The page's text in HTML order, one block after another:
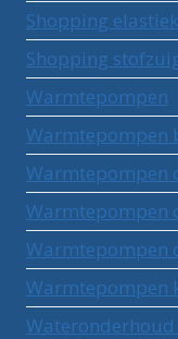
Shopping
Shopping
Warmtepompen
Warmtepompen
Warmtepompen
Warmtepompen
Warmtepompen
Warmtepompen